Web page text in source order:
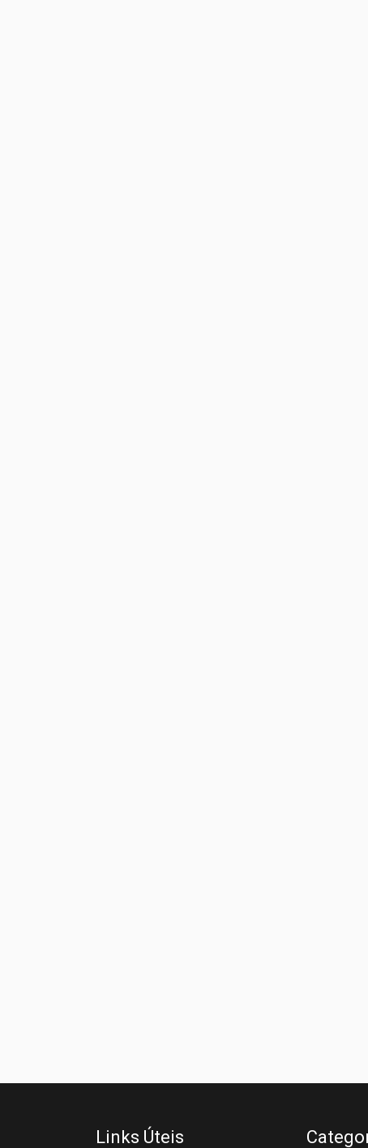
Links Úteis